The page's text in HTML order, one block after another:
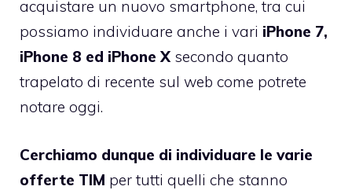
acquistare un nuovo smartphone, tra cui
possiamo individuare anche i vari iPhone 7,
iPhone 8 ed iPhone X secondo quanto
trapelato di recente sul web come potrete
notare oggi.
Cerchiamo dunque di individuare le varie
offerte TIM per tutti quelli che stanno